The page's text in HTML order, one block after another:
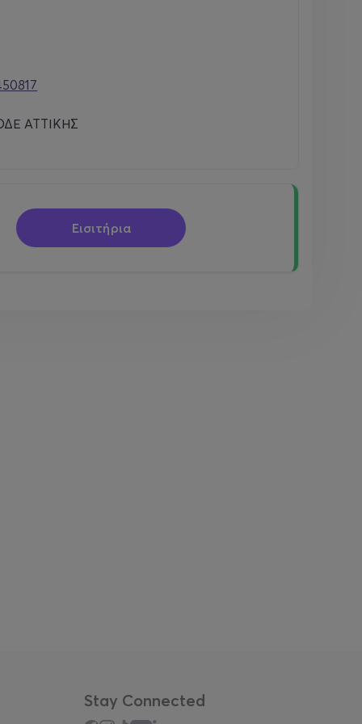
ΑΤΤΙΚΗΣ
Εισιτήρια
Stay Connected